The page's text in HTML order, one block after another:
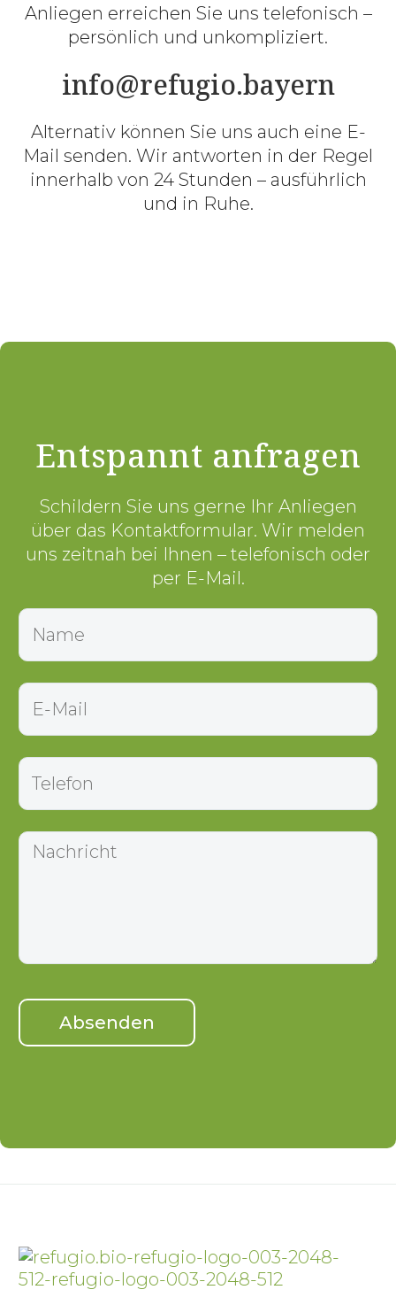
Anliegen erreichen Sie uns telefonisch –
persönlich und unkompliziert.
info@refugio.bayern
Alternativ können Sie uns auch eine E-
Mail senden. Wir antworten in der Regel
innerhalb von 24 Stunden – ausführlich
und in Ruhe.
Entspannt anfragen
Schildern Sie uns gerne Ihr Anliegen
über das Kontaktformular. Wir melden
uns zeitnah bei Ihnen – telefonisch oder
per E-Mail.